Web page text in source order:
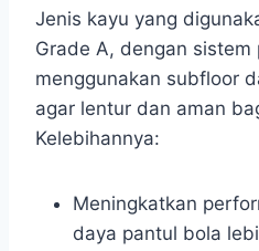
Jenis kayu yang
Grade A, dengan sistem
menggunakan subfloor
agar lentur dan aman
Kelebihannya:
Meningkatkan
daya pantul bola